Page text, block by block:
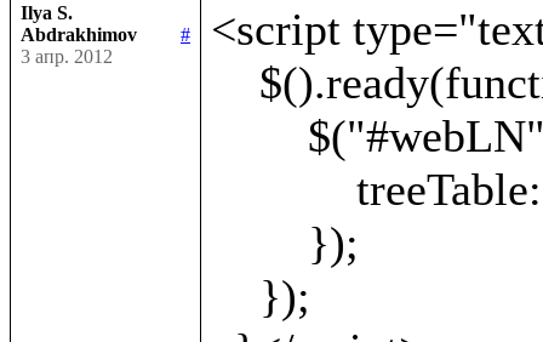
Ilya S.
Abdrakhimov
#
3 апр. 2012
<script